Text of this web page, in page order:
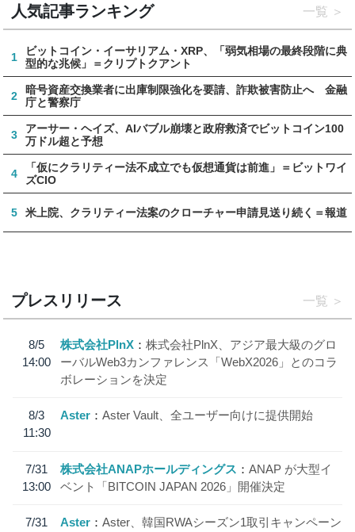
人気記事ランキング 一覧
1
ビットコイン・イーサリアム・XRP、「弱気相場の最終段階に典
型的な兆候」＝クリプトクアント
2
暗号資産交換業者に出庫制限強化を要請、詐欺被害防止へ 金融
庁と警察庁
3
アーサー・ヘイズ、AIバブル崩壊と政府救済でビットコイン100
万ドル超と予想
4
「仮にクラリティー法不成立でも仮想通貨は前進」＝ビットワイ
ズCIO
5 米上院、クラリティー法案のクローチャー申請見送り続く＝報道
プレスリリース 一覧
8/5
14:00
株式会社PlnX
株式会社PlnX、アジア最大級のグロ
ーバルWeb3カンファレンス「WebX2026」とのコラ
ボレーションを決定
8/3
11:30
Aster Aster Vault、全ユーザー向けに提供開始
7/31
13:00
株式会社ANAPホールディングス
ANAP が大型イ
ベント「BITCOIN JAPAN 2026」開催決定
7/31
Aster
Aster、韓国RWAシーズン1取引キャンペーン